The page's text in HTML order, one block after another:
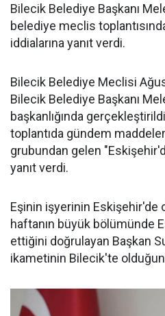
Bilecik Belediye Başkanı
belediye meclis
iddialarına yanıt verdi.
Bilecik Belediye Meclisi
Bilecik Belediye Başkanı
başkanlığında
toplantıda gündem
grubundan gelen
yanıt verdi.
Eşinin işyerinin Eskişehir'de
haftanın büyük bölümünde
ettiğini doğrulayan Başkan
ikametinin Bilecik'te